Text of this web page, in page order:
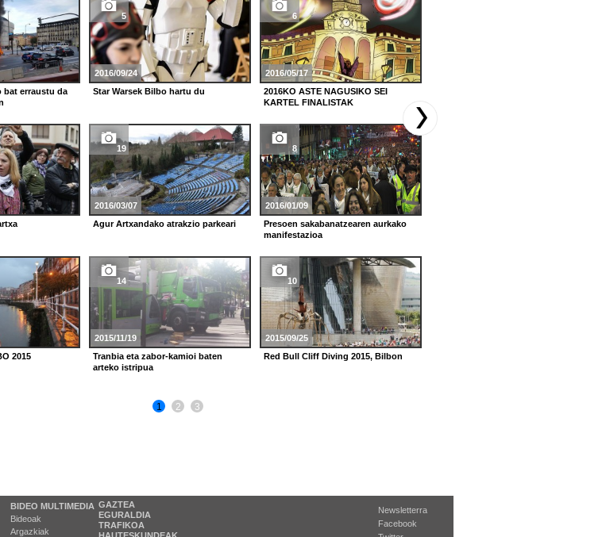
bat erraustu da
5
2016/09/24
Star Warsek Bilbo hartu du
6
2016/05/17
2016KO ASTE NAGUSIKO SEI
KARTEL FINALISTAK
19
2016/03/07
Agur Artxandako atrakzio parkeari
8
2016/01/09
Presoen sakabanatzearen aurkako
manifestazioa
2015
14
2015/11/19
Tranbia eta zabor-kamioi baten
arteko istripua
10
2015/09/25
Red Bull Cliff Diving 2015, Bilbon
1 2 3
BIDEO MULTIMEDIA
Bideoak
Argazkiak
GAZTEA
EGURALDIA
TRAFIKOA
Newsletterra
Facebook